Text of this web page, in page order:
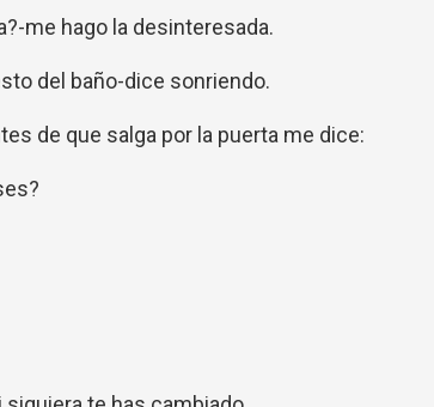
me hago la desinteresada.
del baño-dice sonriendo.
de que salga por la puerta me dice: